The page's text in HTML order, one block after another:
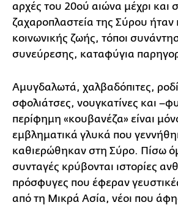
αρχές του 20ού αιώνα μέχρι και
ζαχαροπλαστεία της Σύρου ήταν
κοινωνικής ζωής, τόποι
συνεύρεσης, καταφύγια
Αμυγδαλωτά, χαλβαδόπιτες,
σφολιάτσες, νουγκατίνες και
περίφημη «κουβανέζα» είναι
εμβληματικά γλυκά που
καθιερώθηκαν στη Σύρο. Πίσω
συνταγές κρύβονται ιστορίες
πρόσφυγες που έφεραν
από τη Μικρά Ασία, νέοι που